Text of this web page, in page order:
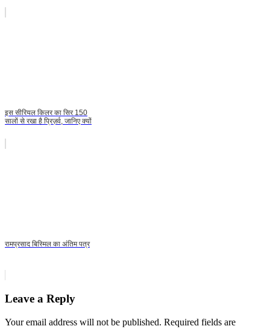
इस सीरियल किलर का सिर 150
सालों से रखा है प्रिज़र्व, जानिए क्यों
रामप्रसाद बिस्मिल का अंतिम पत्र
Leave a Reply
Your email address will not be published. Required fields are